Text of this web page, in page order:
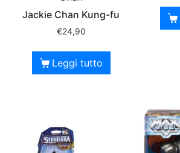
Jackie Chan Kung-fu
€24,90
Leggi tutto